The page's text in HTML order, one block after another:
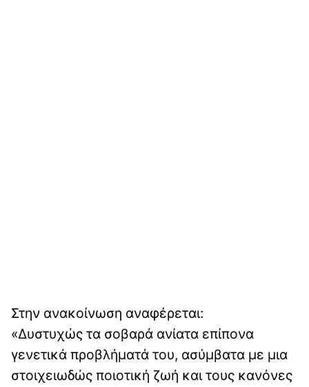
Στην ανακοίνωση αναφέρεται:
«Δυστυχώς τα σοβαρά ανίατα επίπονα
γενετικά προβλήματά του, ασύμβατα με μια
στοιχειωδώς ποιοτική ζωή και τους κανόνες